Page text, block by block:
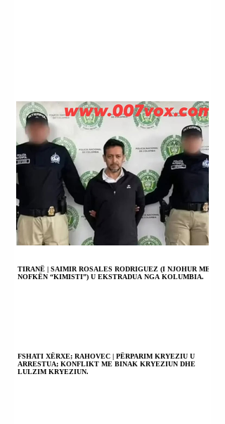
TIRANË | SAIMIR ROSALES RODRIGUEZ (I NJOHUR ME
NOFKËN “KIMISTI”) U EKSTRADUA NGA KOLUMBIA.
FSHATI XËRXE; RAHOVEC | PËRPARIM KRYEZIU U
ARRESTUA; KONFLIKT ME BINAK KRYEZIUN DHE
LULZIM KRYEZIUN.